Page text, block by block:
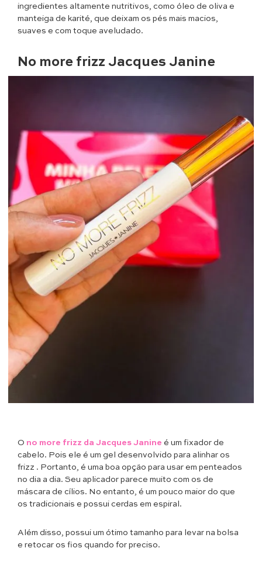
ingredientes altamente nutritivos, como óleo de oliva e
manteiga de karité, que deixam os pés mais macios,
suaves e com toque aveludado.
No more frizz Jacques Janine
O no more frizz da Jacques Janine é um fixador de
cabelo. Pois ele é um gel desenvolvido para alinhar os
frizz . Portanto, é uma boa opção para usar em penteados
no dia a dia. Seu aplicador parece muito com os de
máscara de cílios. No entanto, é um pouco maior do que
os tradicionais e possui cerdas em espiral.
Além disso, possui um ótimo tamanho para levar na bolsa
e retocar os fios quando for preciso.